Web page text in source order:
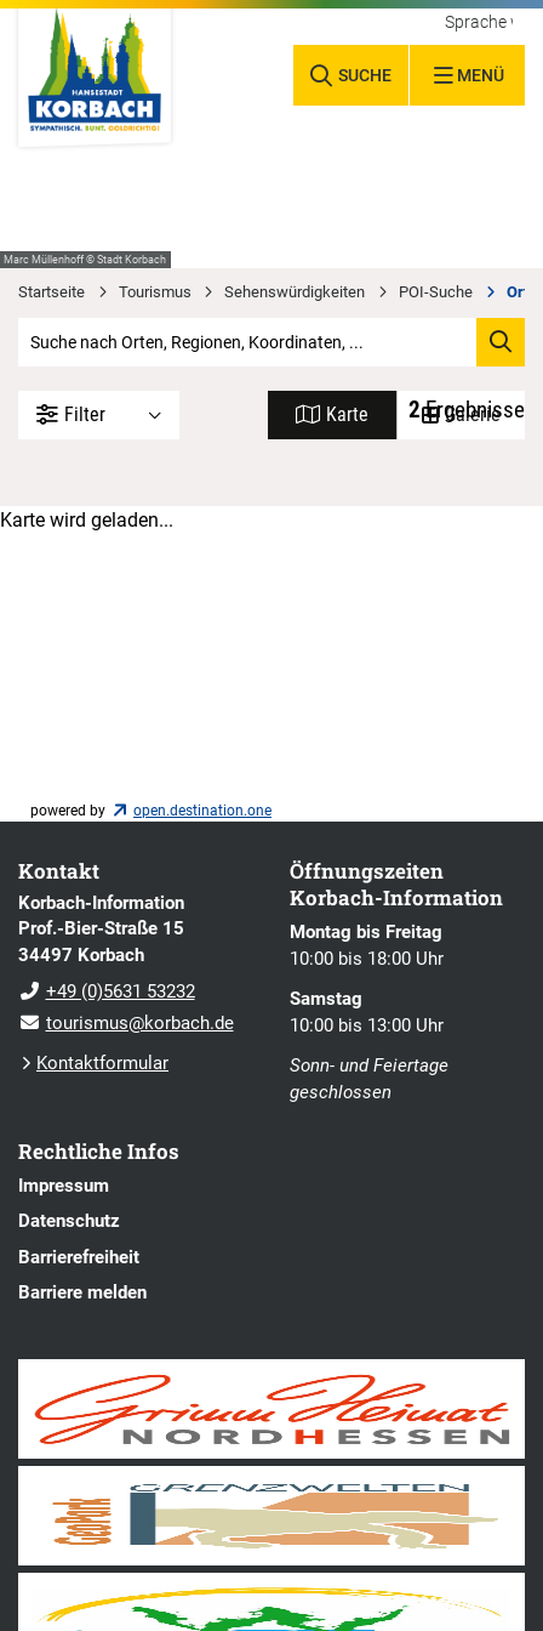
SUCHE MENÜ
Sprache
Marc Müllenhoff © Stadt Korbach
Startseite Tourismus Sehenswürdigkeiten POI-Suche Orte
Filter Karte Galerie
2Ergebnisse
Karte wird geladen...
powered by open.destination.one
Kontakt
Korbach-Information
Prof.-Bier-Straße 15
34497 Korbach
+49 (0)5631 53232
tourismus@korbach.de
Kontaktformular
Öffnungszeiten
Korbach-Information
Montag bis Freitag
10:00 bis 18:00 Uhr
Samstag
10:00 bis 13:00 Uhr
Sonn- und Feiertage
geschlossen
Rechtliche Infos
Impressum
Datenschutz
Barrierefreiheit
Barriere melden